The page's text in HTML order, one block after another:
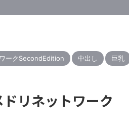
ークSecondEdition 中出し 巨乳
リネットワーク